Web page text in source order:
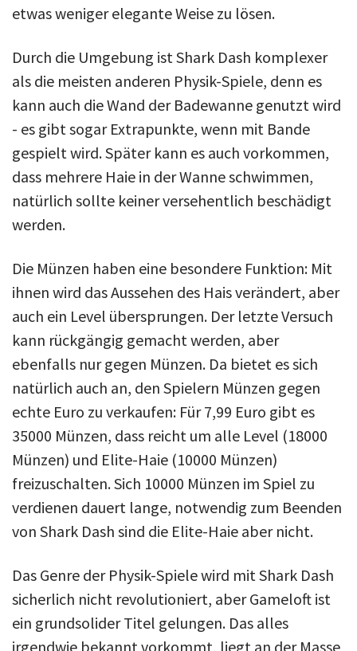
etwas weniger elegante Weise zu lösen.
Durch die Umgebung ist Shark Dash komplexer
als die meisten anderen Physik-Spiele, denn es
kann auch die Wand der Badewanne genutzt wird
- es gibt sogar Extrapunkte, wenn mit Bande
gespielt wird. Später kann es auch vorkommen,
dass mehrere Haie in der Wanne schwimmen,
natürlich sollte keiner versehentlich beschädigt
werden.
Die Münzen haben eine besondere Funktion: Mit
ihnen wird das Aussehen des Hais verändert, aber
auch ein Level übersprungen. Der letzte Versuch
kann rückgängig gemacht werden, aber
ebenfalls nur gegen Münzen. Da bietet es sich
natürlich auch an, den Spielern Münzen gegen
echte Euro zu verkaufen: Für 7,99 Euro gibt es
35000 Münzen, dass reicht um alle Level (18000
Münzen) und Elite-Haie (10000 Münzen)
freizuschalten. Sich 10000 Münzen im Spiel zu
verdienen dauert lange, notwendig zum Beenden
von Shark Dash sind die Elite-Haie aber nicht.
Das Genre der Physik-Spiele wird mit Shark Dash
sicherlich nicht revolutioniert, aber Gameloft ist
ein grundsolider Titel gelungen. Das alles
irgendwie bekannt vorkommt, liegt an der Masse